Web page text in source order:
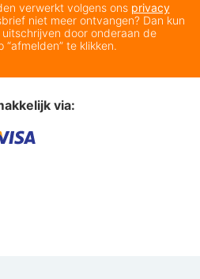
verwerkt volgens ons privacy
niet meer ontvangen? Dan kun
door onderaan de
“afmelden” te klikken.
via: